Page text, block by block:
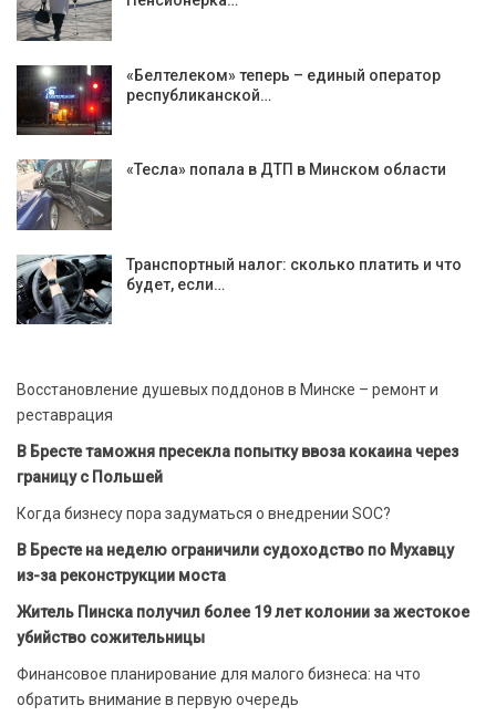
«Белтелеком» теперь – единый оператор
республиканской…
«Тесла» попала в ДТП в Минском области
Транспортный налог: сколько платить и что
будет, если…
Восстановление душевых поддонов в Минске – ремонт и
реставрация
В Бресте таможня пресекла попытку ввоза кокаина через
границу с Польшей
Когда бизнесу пора задуматься о внедрении SOC?
В Бресте на неделю ограничили судоходство по Мухавцу
из-за реконструкции моста
Житель Пинска получил более 19 лет колонии за жестокое
убийство сожительницы
Финансовое планирование для малого бизнеса: на что
обратить внимание в первую очередь